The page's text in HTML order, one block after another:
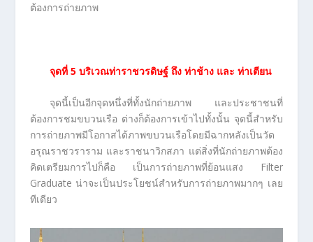
ต้องการถ่ายภาพ
จุดที่ 5 บริเวณท่าราชวรดิษฐ์ ถึง ท่าช้าง และ ท่าเตียน
จุดนี้เป็นอีกจุดหนึ่งที่ทั้งนักถ่ายภาพ และประชาชนที่
ต้องการชมขบวนเรือ ต่างก็ต้องการเข้าไปทั้งนั้น จุดนี้สำหรับ
การถ่ายภาพมีโอกาสได้ภาพขบวนเรือโดยมีฉากหลังเป็นวัด
อรุณราชวราราม และราชนาวิกสภา แต่สิ่งที่นักถ่ายภาพต้อง
คิดเตรียมการไปก็คือ เป็นการถ่ายภาพที่ย้อนแสง Filter
Graduate น่าจะเป็นประโยชน์สำหรับการถ่ายภาพมากๆ เลย
ทีเดียว